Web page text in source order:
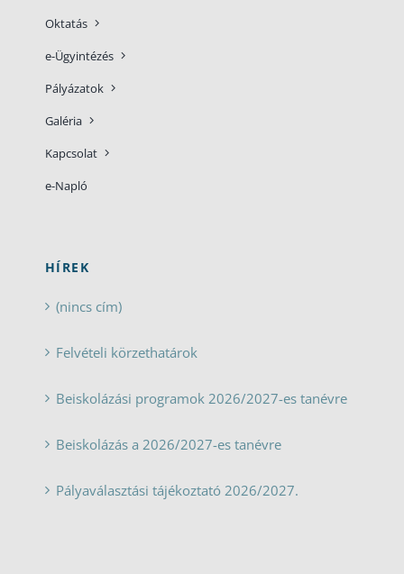
Oktatás
e-Ügyintézés
Pályázatok
Galéria
Kapcsolat
e-Napló
HÍREK
(nincs cím)
Felvételi körzethatárok
Beiskolázási programok 2026/2027-es tanévre
Beiskolázás a 2026/2027-es tanévre
Pályaválasztási tájékoztató 2026/2027.